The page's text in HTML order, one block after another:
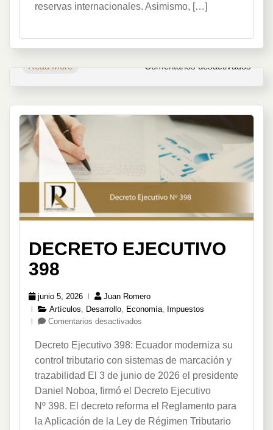
reservas internacionales. Asimismo, […]
Read More Comentarios desactivados
Clave
2026
DECRETO EJECUTIVO
398
junio 5, 2026
Juan Romero
Artículos
Desarrollo Economía
Impuestos
Comentarios desactivados
Ejecutivo
398
Decreto Ejecutivo 398: Ecuador moderniza su
control tributario con sistemas de marcación y
trazabilidad El 3 de junio de 2026 el presidente
Daniel Noboa, firmó el Decreto Ejecutivo
Nº 398. El decreto reforma el Reglamento para
la Aplicación de la Ley de Régimen Tributario